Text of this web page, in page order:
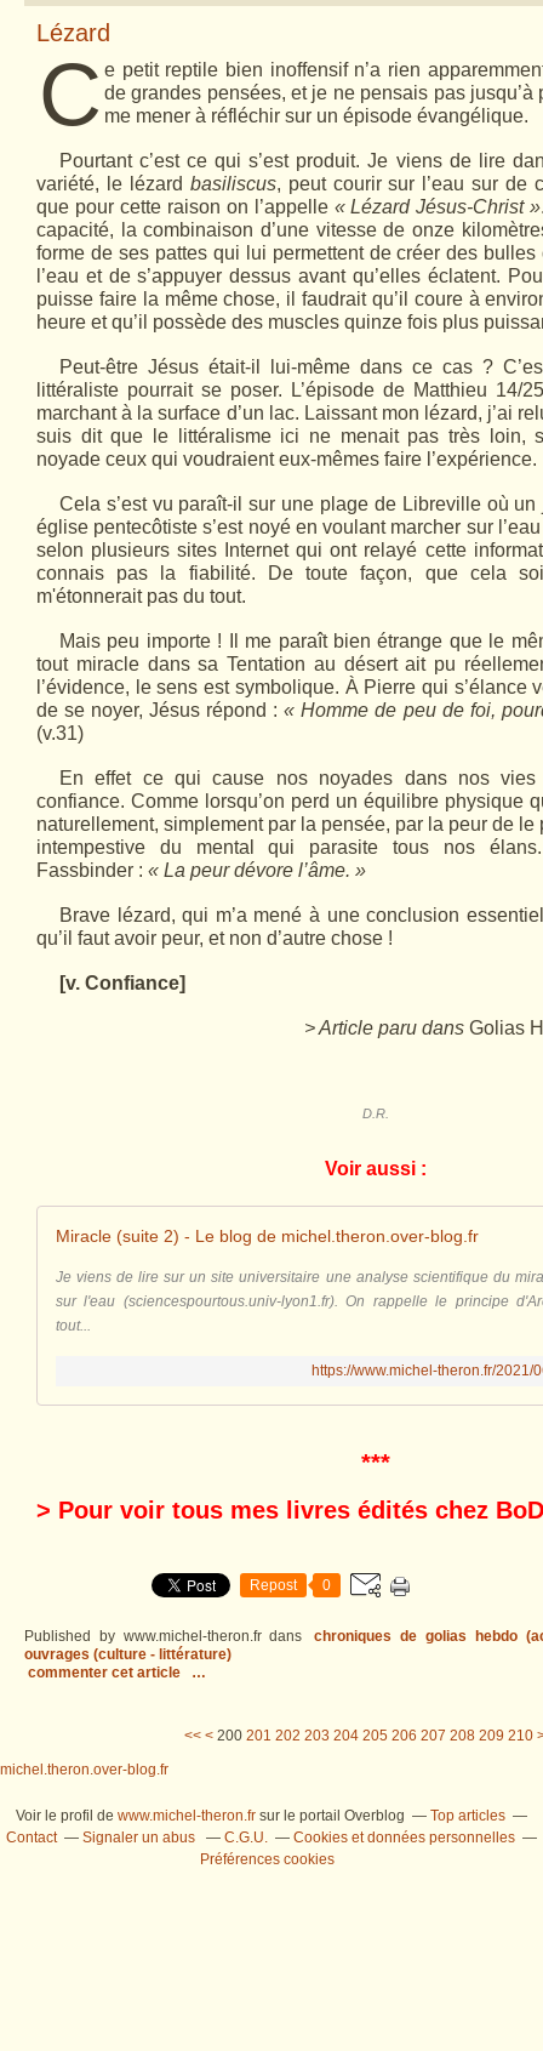
Lézard
C e petit reptile bien inoffensif n’a rien
de grandes pensées, et je ne pensais pas jusqu’à
me mener à réfléchir sur un épisode évangélique.
Pourtant c’est ce qui s’est produit. Je viens de lire
variété, le lézard basiliscus, peut courir sur l’eau sur de
que pour cette raison on l’appelle « Lézard Jésus-Christ »
capacité, la combinaison d’une vitesse de onze
forme de ses pattes qui lui permettent de créer des bulles
l’eau et de s’appuyer dessus avant qu’elles éclatent.
puisse faire la même chose, il faudrait qu’il coure à
heure et qu’il possède des muscles quinze fois plus
Peut-être Jésus était-il lui-même dans ce cas ?
littéraliste pourrait se poser. L’épisode de Matthieu 14/
marchant à la surface d’un lac. Laissant mon lézard, j’ai
suis dit que le littéralisme ici ne menait pas très loin,
noyade ceux qui voudraient eux-mêmes faire l’expérience.
Cela s’est vu paraît-il sur une plage de Libreville où un
église pentecôtiste s’est noyé en voulant marcher sur
selon plusieurs sites Internet qui ont relayé cette
connais pas la fiabilité. De toute façon, que cela
m'étonnerait pas du tout.
Mais peu importe ! Il me paraît bien étrange que le
tout miracle dans sa Tentation au désert ait pu
l’évidence, le sens est symbolique. À Pierre qui s’élance
de se noyer, Jésus répond :« Homme de peu de foi,
(v.31)
En effet ce qui cause nos noyades dans nos
confiance. Comme lorsqu’on perd un équilibre physique
naturellement, simplement par la pensée, par la peur de le
intempestive du mental qui parasite tous nos
Fassbinder : « La peur dévore l’âme. »
Brave lézard, qui m’a mené à une conclusion
qu’il faut avoir peur, et non d’autre chose !
[v. Confiance]
> Article paru dans Golias
D.R.
Voir aussi :
Miracle (suite 2) - Le blog de michel.theron.over-blog.fr
Je viens de lire sur un site universitaire une analyse scientifique du
sur l'eau (sciencespourtous.univ-lyon1.fr). On rappelle le principe
tout...
https://www.michel-theron.fr/2021/
***
> Pour voir tous mes livres édités chez
Repost 0
Published by www.michel-theron.fr dans
chroniques de golias hebdo
ouvrages (culture - littérature)
commenter cet article
…
<< < 200 201 202 203 204 205 206 207 208 209 210
michel.theron.over-blog.fr
Voir le profil de www.michel-theron.fr sur le portail Overblog
Top articles
Contact
Signaler un abus C.G.U.
Cookies et données personnelles
Préférences cookies